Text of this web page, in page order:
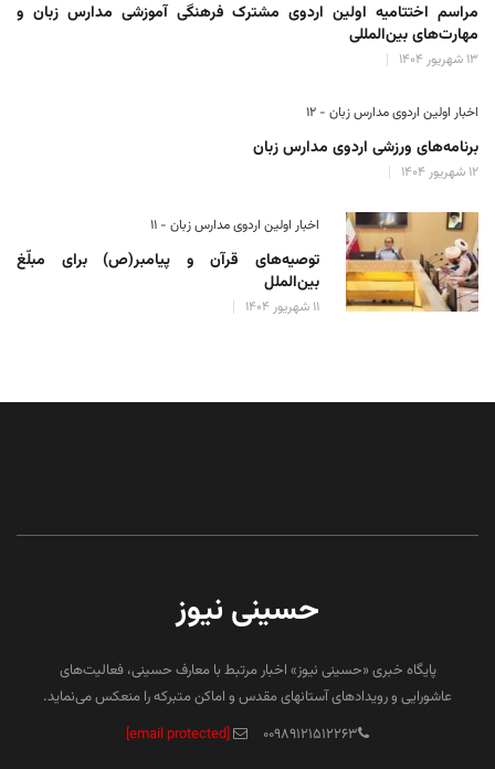
مراسم اختتامیه اولین اردوی مشترک فرهنگی آموزشی مدارس زبان و
مهارت‌های بین‌المللی
۱۳ شهریور ۱۴۰۴
اخبار اولین اردوی مدارس زبان - ۱۲
برنامه‌های ورزشی اردوی مدارس زبان
۱۲ شهریور ۱۴۰۴
اخبار اولین اردوی مدارس زبان - ۱۱
توصیه‌های قرآن و پیامبر(ص) برای مبلّغ
بین‌الملل
۱۱ شهریور ۱۴۰۴
حسینی نیوز
پایگاه خبری «حسینی نیوز» اخبار مرتبط با معارف حسینی، فعالیت‌های
عاشورایی و رویدادهای آستانهای مقدس و اماکن متبرکه را منعکس می‌نماید.
۰۰۹۸۹۱۲۱۵۱۲۲۶۳
[email protected]